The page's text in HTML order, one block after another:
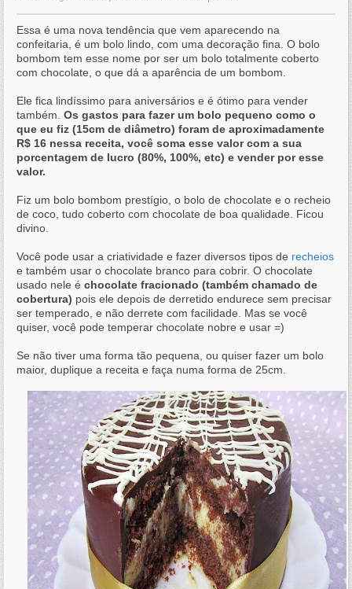
Essa é uma nova tendência que vem aparecendo na
confeitaria, é um bolo lindo, com uma decoração fina. O bolo
bombom tem esse nome por ser um bolo totalmente coberto
com chocolate, o que dá a aparência de um bombom.
Ele fica lindíssimo para aniversários e é ótimo para vender
também. Os gastos para fazer um bolo pequeno como o
que eu fiz (15cm de diâmetro) foram de aproximadamente
R$ 16 nessa receita, você soma esse valor com a sua
porcentagem de lucro (80%, 100%, etc) e vender por esse
valor.
Fiz um bolo bombom prestígio, o bolo de chocolate e o recheio
de coco, tudo coberto com chocolate de boa qualidade. Ficou
divino.
Você pode usar a criatividade e fazer diversos tipos de recheios
e também usar o chocolate branco para cobrir. O chocolate
usado nele é chocolate fracionado (também chamado de
cobertura) pois ele depois de derretido endurece sem precisar
ser temperado, e não derrete com facilidade. Mas se você
quiser, você pode temperar chocolate nobre e usar =)
Se não tiver uma forma tão pequena, ou quiser fazer um bolo
maior, duplique a receita e faça numa forma de 25cm.